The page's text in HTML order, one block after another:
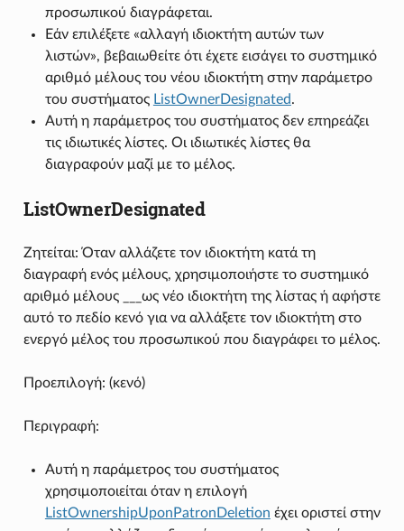
προσωπικού διαγράφεται.
Εάν επιλέξετε «αλλαγή ιδιοκτήτη αυτών των
λιστών», βεβαιωθείτε ότι έχετε εισάγει το συστημικό
αριθμό μέλους του νέου ιδιοκτήτη στην παράμετρο
του συστήματος ListOwnerDesignated.
Αυτή η παράμετρος του συστήματος δεν επηρεάζει
τις ιδιωτικές λίστες. Οι ιδιωτικές λίστες θα
διαγραφούν μαζί με το μέλος.
ListOwnerDesignated
Ζητείται: Όταν αλλάζετε τον ιδιοκτήτη κατά τη
διαγραφή ενός μέλους, χρησιμοποιήστε το συστημικό
αριθμό μέλους ___ως νέο ιδιοκτήτη της λίστας ή αφήστε
αυτό το πεδίο κενό για να αλλάξετε τον ιδιοκτήτη στο
ενεργό μέλος του προσωπικού που διαγράφει το μέλος.
Προεπιλογή: (κενό)
Περιγραφή:
Αυτή η παράμετρος του συστήματος
χρησιμοποιείται όταν η επιλογή
ListOwnershipUponPatronDeletion έχει οριστεί στην